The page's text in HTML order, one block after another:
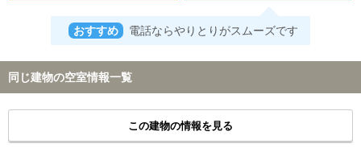
おすすめ 電話ならやりとりがスムーズです
同じ建物の空室情報一覧
この建物の情報を見る